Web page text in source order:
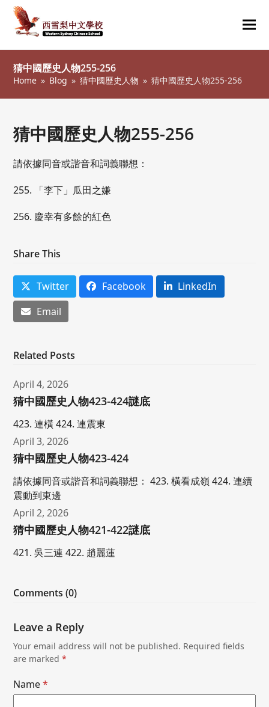
猜中國歷史人物255-256
Home » Blog » 猜中國歷史人物 » 猜中國歷史人物255-256
猜中國歷史人物255-256
請依據同音或諧音和詞義聯想：
255. 「李下」瓜田之嫌
256. 慶幸有多餘的紅色
Share This
Twitter Facebook
LinkedIn
Email
Related Posts
April 4, 2026
猜中國歷史人物423-424謎底
423. 連橫 424. 連震東
April 3, 2026
猜中國歷史人物423-424
請依據同音或諧音和詞義聯想： 423. 橫看成嶺 424. 連續
震動到東邊
April 2, 2026
猜中國歷史人物421-422謎底
421. 吳三連 422. 趙麗蓮
Comments (0)
Leave a Reply
Your email address will not be published. Required fields
are marked*
Name*